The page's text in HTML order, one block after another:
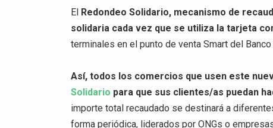
El Redondeo Solidario, mecanismo de
solidaria cada vez que se utiliza la tarjeta
terminales en el punto de venta Smart del Banco
Así, todos los comercios que usen este
Solidario para que sus clientes/as puedan
importe total recaudado se destinará a
forma periódica, liderados por ONGs o